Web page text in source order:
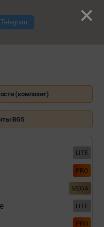
(композит)
BG5
LITE
PRO
MEGA
LITE
PRO
×